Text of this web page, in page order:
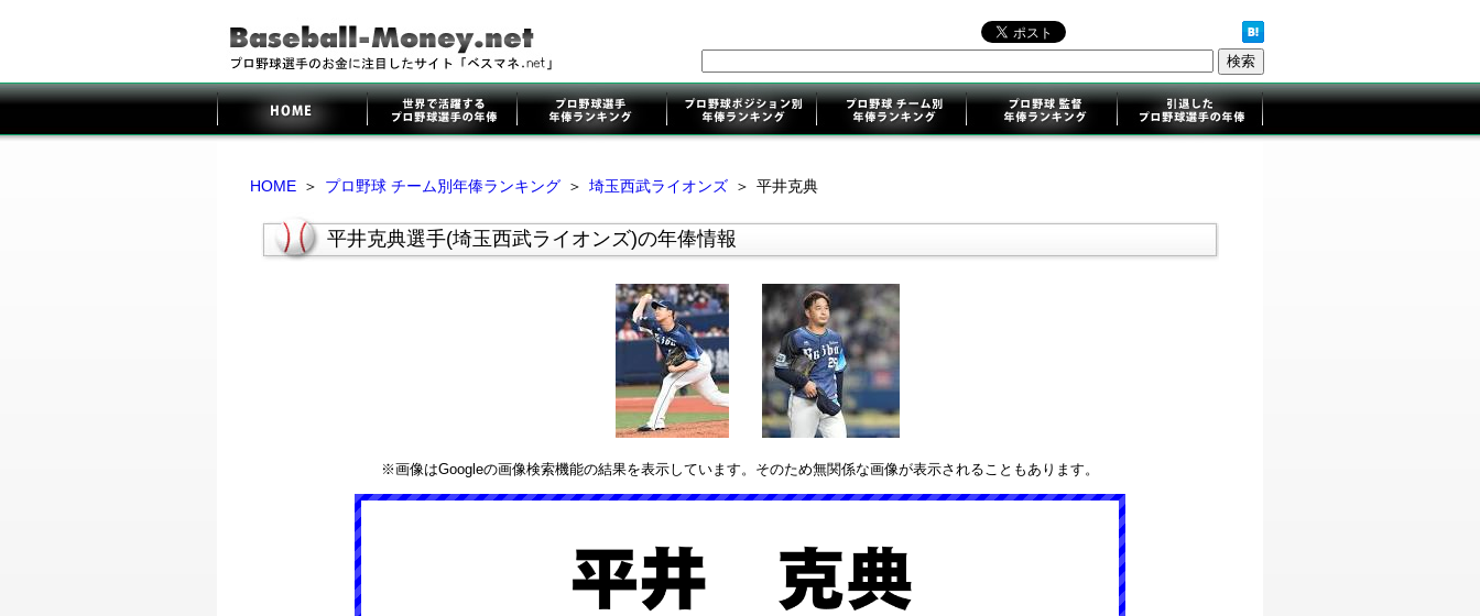
HOME ＞ プロ野球 チーム別年俸ランキング ＞ 埼玉西武ライオンズ ＞ 平井克典
平井克典選手(埼玉西武ライオンズ)の年俸情報
※画像はGoogleの画像検索機能の結果を表示しています。そのため無関係な画像が表示されることもあります。